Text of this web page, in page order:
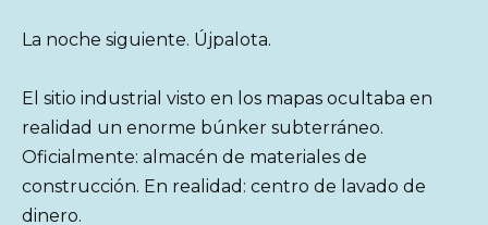
La noche siguiente. Újpalota.
El sitio industrial visto en los mapas ocultaba en
realidad un enorme búnker subterráneo.
Oficialmente: almacén de materiales de
construcción. En realidad: centro de lavado de
dinero.